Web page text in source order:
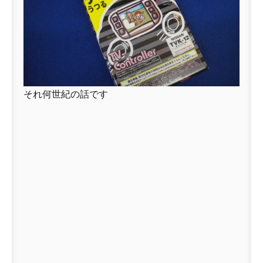
それ何世紀の話です